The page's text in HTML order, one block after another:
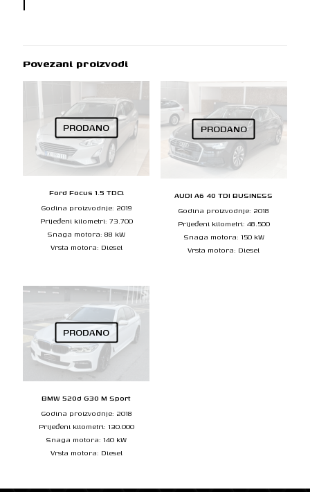
Povezani proizvodi
PRODANO
Ford Focus 1.5 TDCi
Godina proizvodnje: 2019
Prijeđeni kilometri: 73.700
Snaga motora: 88 kW
Vrsta motora: Diesel
PRODANO
AUDI A6 40 TDI BUSINESS
Godina proizvodnje: 2018
Prijeđeni kilometri: 48.500
Snaga motora: 150 kW
Vrsta motora: Diesel
PRODANO
BMW 520d G30 M Sport
Godina proizvodnje: 2018
Prijeđeni kilometri: 130.000
Snaga motora: 140 kW
Vrsta motora: Diesel